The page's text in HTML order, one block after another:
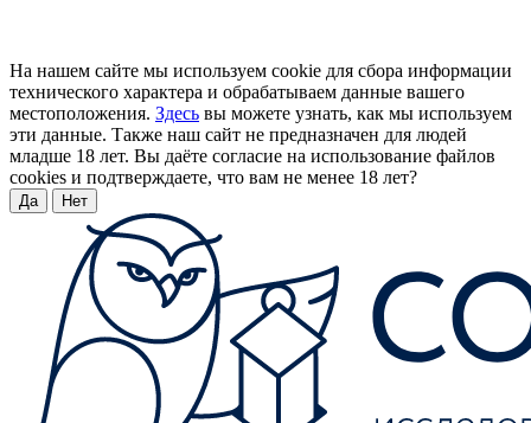
На нашем сайте мы используем cookie для сбора информации
технического характера и обрабатываем данные вашего
местоположения. Здесь вы можете узнать, как мы используем
эти данные. Также наш сайт не предназначен для людей
младше 18 лет. Вы даёте согласие на использование файлов
cookies и подтверждаете, что вам не менее 18 лет?
Да Нет